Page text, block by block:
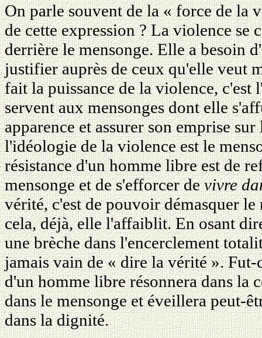
On parle souvent de la « force de la
de cette expression ? La violence se
derrière le mensonge. Elle a besoin
justifier auprès de ceux qu'elle veut
fait la puissance de la violence, c'est
servent aux mensonges dont elle
apparence et assurer son emprise
l'idéologie de la violence est le
résistance d'un homme libre est de
mensonge et de s'efforcer devivre
vérité, c'est de pouvoir démasquer
cela, déjà, elle l'affaiblit. En osant
une brèche dans l'encerclement
jamais vain de « dire la vérité ».
d'un homme libre résonnera dans la
dans le mensonge et éveillera peut-
dans la dignité.